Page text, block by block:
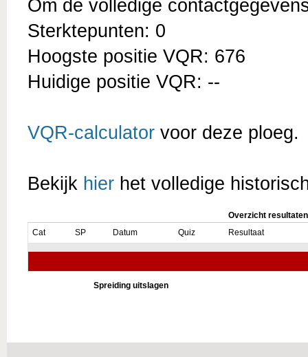
Om de volledige
Sterktepunten: 0
Hoogste positie VQR: 676
Huidige positie VQR: --
VQR-calculator voor deze ploeg.
Bekijk hier het volledige
Overzicht resultaten
Cat
SP Datum Quiz Resultaat
Spreiding uitslagen